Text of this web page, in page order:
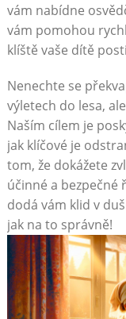
vám nabídne
vám pomohou
klíště vaše dítě
Nenechte se
výletech do lesa,
Naším cílem je
jak klíčové je
tom, že dokážete
účinné a bezpečné
dodá vám klid v
jak na to správně!